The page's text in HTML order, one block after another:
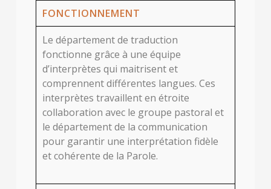
FONCTIONNEMENT
Le département de traduction
fonctionne grâce à une équipe
d’interprètes qui maitrisent et
comprennent différentes langues. Ces
interprètes travaillent en étroite
collaboration avec le groupe pastoral et
le département de la communication
pour garantir une interprétation fidèle
et cohérente de la Parole.